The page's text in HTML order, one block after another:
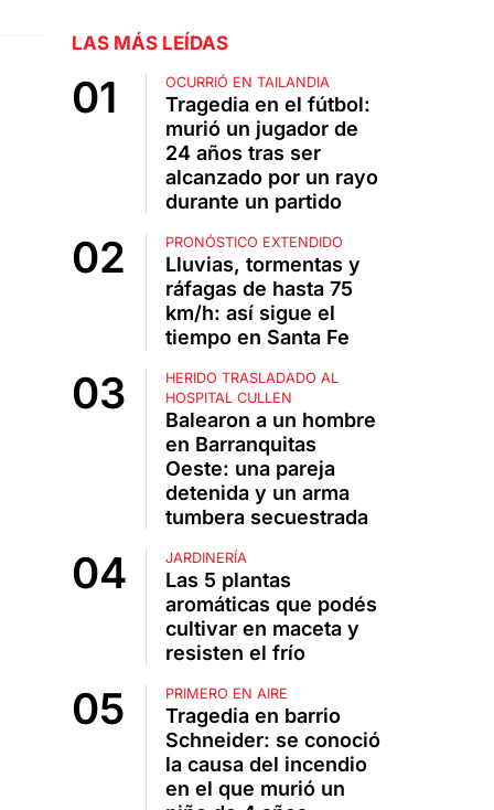
LAS MÁS LEÍDAS
OCURRIÓ EN TAILANDIA
Tragedia en el fútbol:
murió un jugador de
24 años tras ser
alcanzado por un rayo
durante un partido
PRONÓSTICO EXTENDIDO
Lluvias, tormentas y
ráfagas de hasta 75
km/h: así sigue el
tiempo en Santa Fe
HERIDO TRASLADADO AL
HOSPITAL CULLEN
Balearon a un hombre
en Barranquitas
Oeste: una pareja
detenida y un arma
tumbera secuestrada
JARDINERÍA
Las 5 plantas
aromáticas que podés
cultivar en maceta y
resisten el frío
PRIMERO EN AIRE
Tragedia en barrio
Schneider: se conoció
la causa del incendio
en el que murió un